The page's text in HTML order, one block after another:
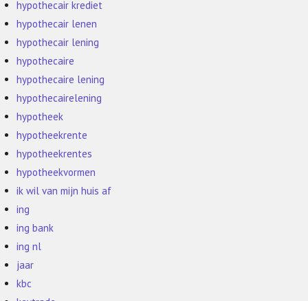
hypothecair krediet
hypothecair lenen
hypothecair lening
hypothecaire
hypothecaire lening
hypothecairelening
hypotheek
hypotheekrente
hypotheekrentes
hypotheekvormen
ik wil van mijn huis af
ing
ing bank
ing nl
jaar
kbc